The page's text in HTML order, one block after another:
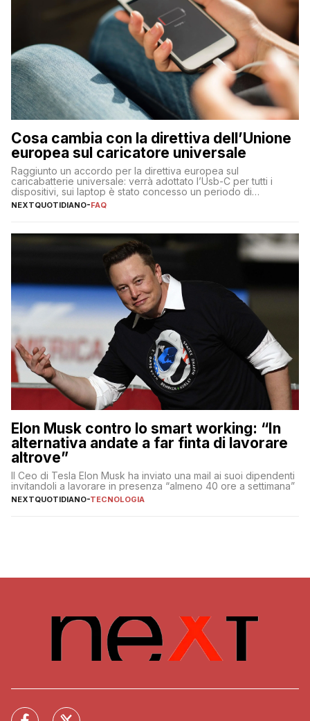
Cosa cambia con la direttiva dell’Unione
europea sul caricatore universale
Raggiunto un accordo per la direttiva europea sul
caricabatterie universale: verrà adottato l’Usb-C per tutti i
dispositivi, sui laptop è stato concesso un periodo di
adeguamento di 40 mesi
NEXTQUOTIDIANO-FAQ
Elon Musk contro lo smart working: “In
alternativa andate a far finta di lavorare
altrove”
Il Ceo di Tesla Elon Musk ha inviato una mail ai suoi dipendenti
invitandoli a lavorare in presenza “almeno 40 ore a settimana”
NEXTQUOTIDIANO-TECNOLOGIA